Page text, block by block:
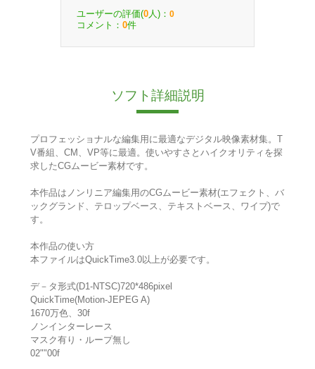
ユーザーの評価(0 人)： 0
コメント： 0件
ソフト詳細説明
プロフェッショナルな編集用に最適なデジタル映像素材集。T
V番組、CM、VP等に最適。使いやすさとハイクオリティを探
求したCGムービー素材です。
本作品はノンリニア編集用のCGムービー素材(エフェクト、バ
ックグランド、テロップベース、テキストベース、ワイプ)で
す。
本作品の使い方
本ファイルはQuickTime3.0以上が必要です。
デ－タ形式(D1-NTSC)720*486pixel
QuickTime(Motion-JEPEG A)
1670万色、30f
ノンインターレース
マスク有り・ループ無し
02""00f